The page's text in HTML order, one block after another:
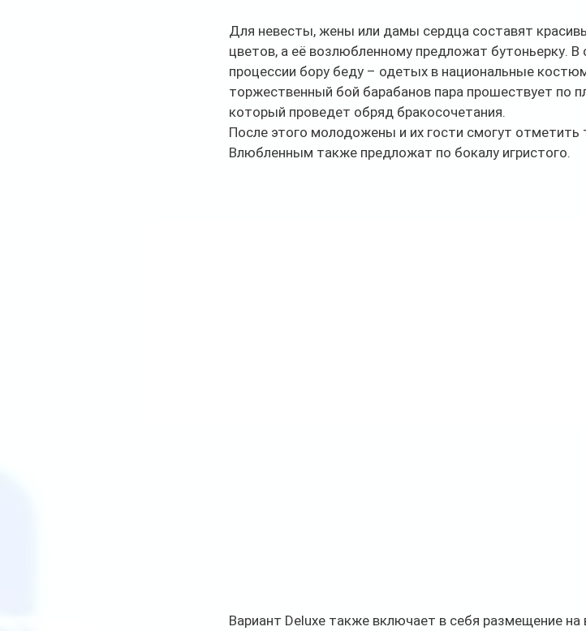
Для невесты, жены или дамы сердца составят
цветов, а её возлюбленному предложат бутоньерку.
процессии бору беду – одетых в национальные
торжественный бой барабанов пара прошествует по
который проведет обряд бракосочетания.
После этого молодожены и их гости смогут
Влюбленным также предложат по бокалу игристого.
Вариант Deluxe также включает в себя размещение на